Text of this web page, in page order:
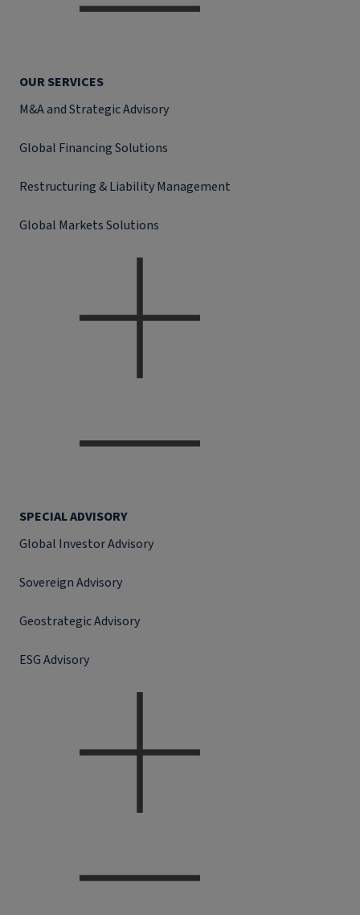
OUR SERVICES
M&A and Strategic Advisory
Global Financing Solutions
Restructuring & Liability Management
Global Markets Solutions
SPECIAL ADVISORY
Global Investor Advisory
Sovereign Advisory
Geostrategic Advisory
ESG Advisory